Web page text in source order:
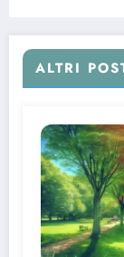
ALTRI